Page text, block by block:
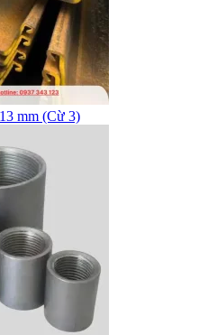
mm (Cừ 3)